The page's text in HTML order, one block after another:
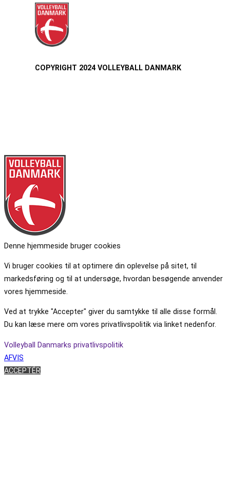
COPYRIGHT 2024 VOLLEYBALL DANMARK
Denne hjemmeside bruger cookies
Vi bruger cookies til at optimere din oplevelse på sitet, til
markedsføring og til at undersøge, hvordan besøgende anvender
vores hjemmeside.
Ved at trykke "Accepter" giver du samtykke til alle disse formål.
Du kan læse mere om vores privatlivspolitik via linket nedenfor.
Volleyball Danmarks privatlivspolitik
AFVIS
ACCEPTÉR